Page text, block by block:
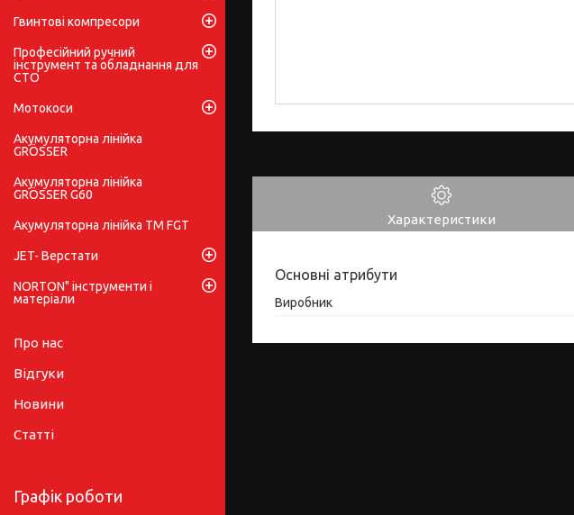
Характеристики
Основні атрибути
Виробник
Гвинтові компресори
Професійний ручний
інструмент та обладнання для
СТО
Мотокоси
Акумуляторна лінійка
GRÖSSER
Акумуляторна лінійка
GRÖSSER G60
Акумуляторна лінійка ТМ FGT
JET- Верстати
NORTON" інструменти і
матеріали
Про нас
Відгуки
Новини
Статті
Графік роботи